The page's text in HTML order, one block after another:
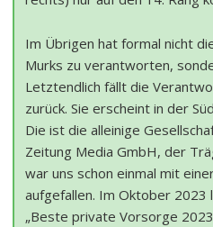
Im Übrigen hat formal nicht
Murks zu verantworten,
Letztendlich fällt die
zurück. Sie erscheint in der
Die ist die alleinige
Zeitung Media GmbH, der
war uns schon einmal mit
aufgefallen. Im Oktober
„Beste private Vorsorge